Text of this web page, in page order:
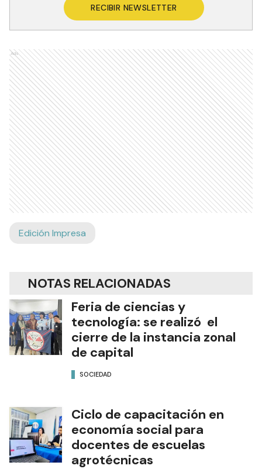
RECIBIR NEWSLETTER
Ads
Edición Impresa
NOTAS RELACIONADAS
Feria de ciencias y
tecnología: se realizó el
cierre de la instancia zonal
de capital
SOCIEDAD
Ciclo de capacitación en
economía social para
docentes de escuelas
agrotécnicas